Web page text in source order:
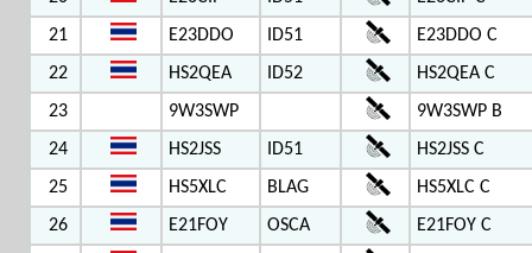
21
E23DDO ID51
E23DDO C
22
HS2QEA ID52
HS2QEA C
23
9W3SWP
9W3SWP B
24
HS2JSS ID51
HS2JSS C
25
HS5XLC BLAG
HS5XLC C
26
E21FOY OSCA
E21FOY C